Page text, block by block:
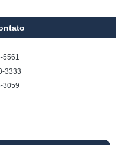
5561
3333
3059